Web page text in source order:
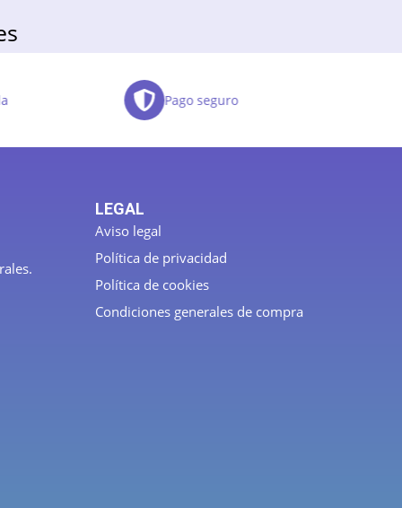
Pago seguro
LEGAL
Aviso legal
Política de privacidad
Política de cookies
Condiciones generales de compra